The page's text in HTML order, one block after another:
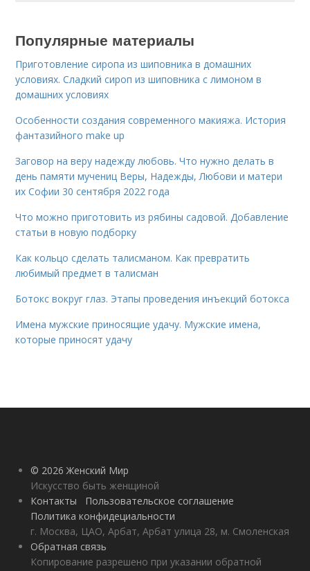
Популярные материалы
Приготовление сиропа из шиповника в домашних
условиях. Сладкий сироп из шиповника с лимоном в
домашних условиях
Особенности создания современного макияжа. История
фантазийного make up
Заговор на веру надежду любовь. Что нужно делать в
день памяти мучениц Веры, Надежды, Любови и матери
их Софии 30 сентября 2022 года
Что можно приготовить из рябины садовой. Добавление
статьи в новую подборку
Как кольцо сделать талисманом. Как превратить
любимый предмет в талисман
Ботокс вокруг глаз. Этапы проведения инъекций ботокса
Имена мужские приносящие удачу. Мужские имена,
которые приносят удачу
© 2026 Женский Мир
Искусство быть женщиной
Контакты
Пользовательское соглашение
Политика конфидециальности
г. Москва, ЦАО, Арбат, Арбат улица 28, м. Смоленская
Обратная связь
Копирование разрешено при указании обратной